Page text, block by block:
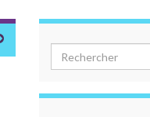
Search for: